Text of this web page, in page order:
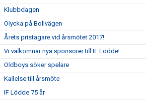
Klubbdagen
Olycka på Bollvägen
Årets pristagare vid årsmötet 2017!
Vi välkomnar nya sponsorer till IF Lödde!
Oldboys söker spelare
Kallelse till årsmöte
IF Lödde 75 år